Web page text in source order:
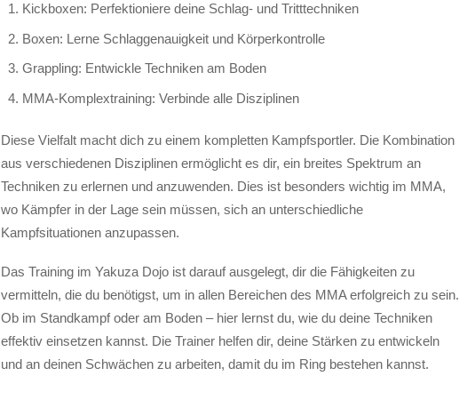
Kickboxen: Perfektioniere deine Schlag- und Tritttechniken
Boxen: Lerne Schlaggenauigkeit und Körperkontrolle
Grappling: Entwickle Techniken am Boden
MMA-Komplextraining: Verbinde alle Disziplinen
Diese Vielfalt macht dich zu einem kompletten Kampfsportler. Die Kombination
aus verschiedenen Disziplinen ermöglicht es dir, ein breites Spektrum an
Techniken zu erlernen und anzuwenden. Dies ist besonders wichtig im MMA,
wo Kämpfer in der Lage sein müssen, sich an unterschiedliche
Kampfsituationen anzupassen.
Das Training im Yakuza Dojo ist darauf ausgelegt, dir die Fähigkeiten zu
vermitteln, die du benötigst, um in allen Bereichen des MMA erfolgreich zu sein.
Ob im Standkampf oder am Boden – hier lernst du, wie du deine Techniken
effektiv einsetzen kannst. Die Trainer helfen dir, deine Stärken zu entwickeln
und an deinen Schwächen zu arbeiten, damit du im Ring bestehen kannst.